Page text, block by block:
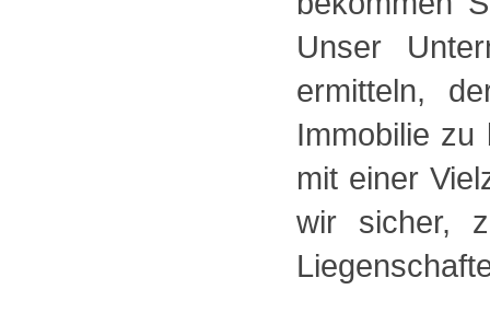
Unser
ermitteln,
Immobilie
mit einer
wir sicher,